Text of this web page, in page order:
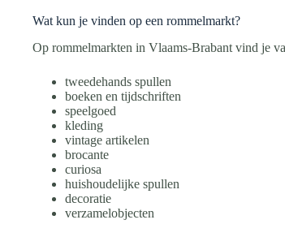
Wat kun je vinden op een rommelmarkt?
Op rommelmarkten in Vlaams-Brabant vind je
tweedehands spullen
boeken en tijdschriften
speelgoed
kleding
vintage artikelen
brocante
curiosa
huishoudelijke spullen
decoratie
verzamelobjecten